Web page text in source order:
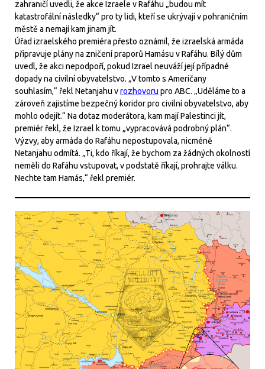
zahraničí uvedli, že akce Izraele v Rafáhu „budou mít
katastrofální následky“ pro ty lidi, kteří se ukrývají v pohraničním
městě a nemají kam jinam jít.
Úřad izraelského premiéra přesto oznámil, že izraelská armáda
připravuje plány na zničení praporů Hamásu v Rafáhu. Bílý dům
uvedl, že akci nepodpoří, pokud Izrael neuváží její případné
dopady na civilní obyvatelstvo. „V tomto s Američany
souhlasím,“ řekl Netanjahu vrozhovoru pro ABC. „Uděláme to a
zároveň zajistíme bezpečný koridor pro civilní obyvatelstvo, aby
mohlo odejít.“ Na dotaz moderátora, kam mají Palestinci jít,
premiér řekl, že Izrael k tomu „vypracovává podrobný plán“.
Výzvy, aby armáda do Rafáhu nepostupovala, nicméně
Netanjahu odmítá. „Ti, kdo říkají, že bychom za žádných okolností
neměli do Rafáhu vstupovat, v podstatě říkají, prohrajte válku.
Nechte tam Hamás,“ řekl premiér.